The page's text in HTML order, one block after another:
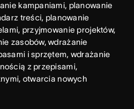
kampaniami, planowanie
treści, planowanie
przyjmowanie projektów,
zasobów, wdrażanie
i sprzętem, wdrażanie
z przepisami,
otwarcia nowych